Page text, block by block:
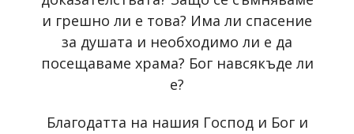
и грешно ли е това? Има ли спасение
за душата и необходимо ли е да
посещаваме храма? Бог навсякъде ли
е?
Благодатта на нашия Господ и Бог и